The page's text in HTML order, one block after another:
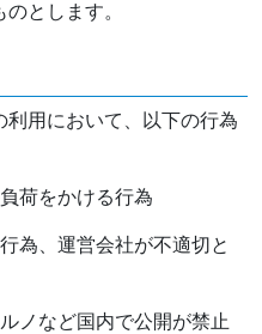
とします。
用において、以下の行為
荷をかける行為
為、運営会社が不適切と
ノなど国内で公開が禁止